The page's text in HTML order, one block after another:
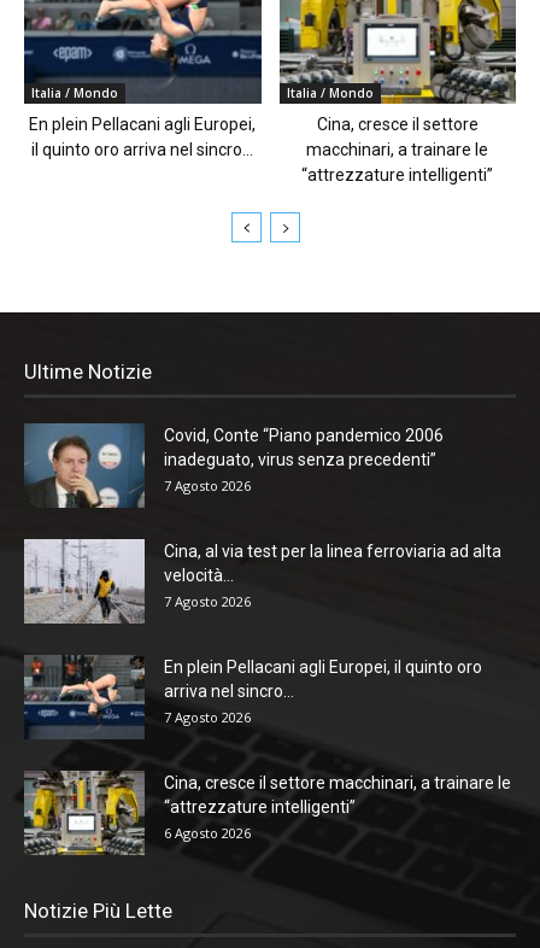
Italia / Mondo
En plein Pellacani agli Europei,
il quinto oro arriva nel sincro...
Italia / Mondo
Cina, cresce il settore
macchinari, a trainare le
“attrezzature intelligenti”
Ultime Notizie
Covid, Conte “Piano pandemico 2006
inadeguato, virus senza precedenti”
7 Agosto 2026
Cina, al via test per la linea ferroviaria ad alta
velocità...
7 Agosto 2026
En plein Pellacani agli Europei, il quinto oro
arriva nel sincro...
7 Agosto 2026
Cina, cresce il settore macchinari, a trainare le
“attrezzature intelligenti”
6 Agosto 2026
Notizie Più Lette